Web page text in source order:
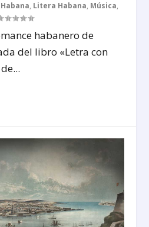
, Litera Habana, Música,
habanero de
del libro «Letra con